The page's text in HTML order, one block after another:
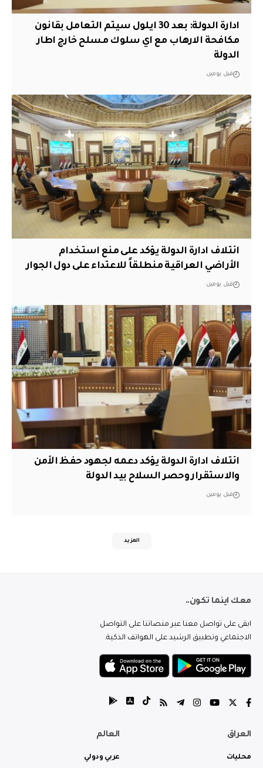
ادارة الدولة: بعد 30 ايلول سيتم التعامل بقانون
مكافحة الارهاب مع اي سلوك مسلح خارج اطار
الدولة
قبل يومين
ائتلاف ادارة الدولة يؤكد على منع استخدام
الأراضي العراقية منطلقاً للاعتداء على دول الجوار
قبل يومين
ائتلاف ادارة الدولة يؤكد دعمه لجهود حفظ الأمن
والاستقرار وحصر السلاح بيد الدولة
قبل يومين
المزيد
معك اينما تكون..
ابقى على تواصل معنا عبر منصاتنا على التواصل
الاجتماعي وتطبيق الرشيد على الهواتف الذكية.
العراق
محليات
العالم
عربي ودولي